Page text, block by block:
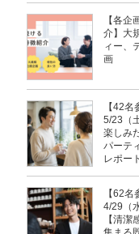
【各企
介】大
ィー、
画
【42名
5/23（
楽しみ
パーテ
レポート
【62名
4/29（
【清潔